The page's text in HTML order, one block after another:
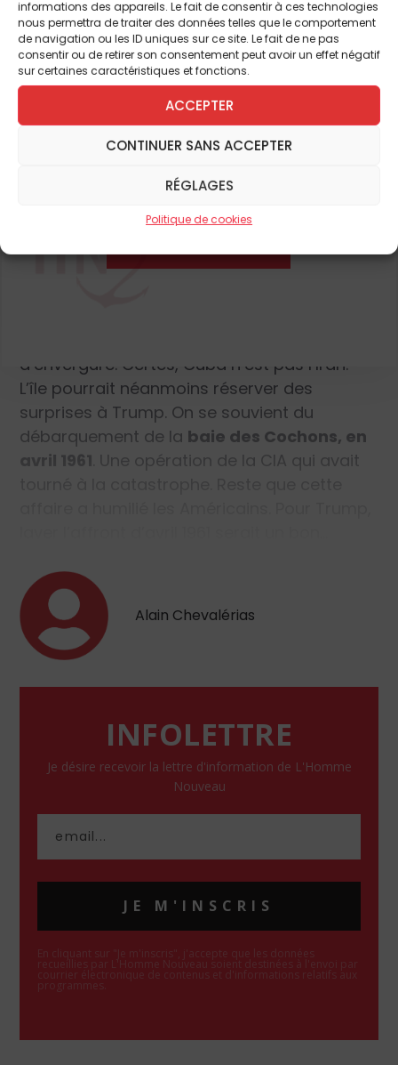
informations des appareils. Le fait de consentir à ces technologies
nous permettra de traiter des données telles que le comportement
de navigation ou les ID uniques sur ce site. Le fait de ne pas
consentir ou de retirer son consentement peut avoir un effet négatif
sur certaines caractéristiques et fonctions.
ACCEPTER
CONTINUER SANS ACCEPTER
RÉGLAGES
Politique de cookies
l’Iran est plus périlleuse. Mais les
rodomontades du président Trump
suffiront-elles à faire fléchir unpouvoir
ancré dans le pays depuis 67 ans? On voit
apparatchikslocaux se démettre de
leurs avantages sur un claquement de doigt
» de Caracas apparaît également
plus aguerris et le précédent du Venezuela
ne peut que leur inspirer la prudence.
d’envergure. Certes, Cuba n’est pas l’Iran.
L’île pourrait néanmoins réserver des
surprises à Trump. On se souvient du
débarquement de la baie des Cochons, en
avril 1961 . Une opération de la CIA qui avait
Pour continuer à lire cet
article
et de nombreux autres
ABONNEZ-VOUS DÈS À
Alain Chevalérias
INFOLETTRE
Je désire recevoir la lettre d'information de L'Homme
Nouveau
JE M'INSCRIS
En cliquant sur "Je m'inscris", j'accepte que les données
recueillies par L'Homme Nouveau soient destinées à l'envoi par
courrier électronique de contenus et d'informations relatifs aux
programmes.